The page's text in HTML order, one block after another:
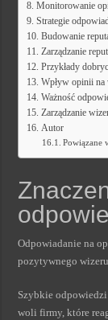
Monitorowanie
Strategie
Budowanie
Zarządzanie
Przykłady
Wpływ opinii na
Ważność
Zarządzanie
Autor
Powiązane
Odpowiadanie na
pozytywnego
Szybkie
woli firmy, które